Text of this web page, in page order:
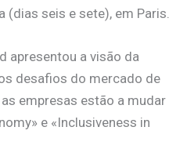
seis e sete), em Paris.
apresentou a visão da
desafios do mercado de
empresas estão a mudar
e «Inclusiveness in